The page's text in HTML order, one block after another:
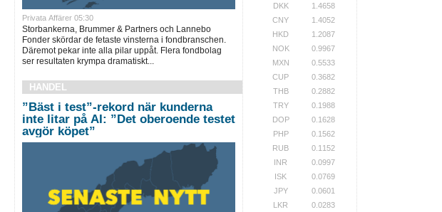
Privata Affärer 05:30
Storbankerna, Brummer & Partners och Lannebo
Fonder skördar de fetaste vinsterna i fondbranschen.
Däremot pekar inte alla pilar uppåt. Flera fondbolag
ser resultaten krympa dramatiskt...
HANDEL
”Bäst i test”-rekord när kunderna
inte litar på AI: ”Det oberoende testet
avgör köpet”
DKK
1.4658
CNY
1.4052
HKD
1.2087
NOK
0.9967
MXN
0.5533
CUP
0.3682
THB
0.2882
TRY
0.1988
DOP
0.1628
PHP
0.1562
RUB
0.1152
INR
0.0997
ISK
0.0769
JPY
0.0601
LKR
0.0283